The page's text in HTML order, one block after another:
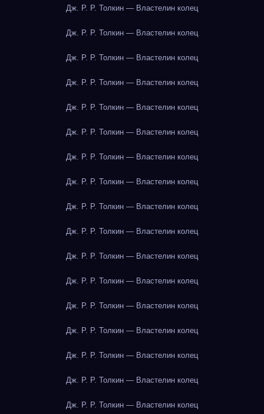
Дж. Р. Р. Толкин — Властелин колец
Дж. Р. Р. Толкин — Властелин колец
Дж. Р. Р. Толкин — Властелин колец
Дж. Р. Р. Толкин — Властелин колец
Дж. Р. Р. Толкин — Властелин колец
Дж. Р. Р. Толкин — Властелин колец
Дж. Р. Р. Толкин — Властелин колец
Дж. Р. Р. Толкин — Властелин колец
Дж. Р. Р. Толкин — Властелин колец
Дж. Р. Р. Толкин — Властелин колец
Дж. Р. Р. Толкин — Властелин колец
Дж. Р. Р. Толкин — Властелин колец
Дж. Р. Р. Толкин — Властелин колец
Дж. Р. Р. Толкин — Властелин колец
Дж. Р. Р. Толкин — Властелин колец
Дж. Р. Р. Толкин — Властелин колец
Дж. Р. Р. Толкин — Властелин колец